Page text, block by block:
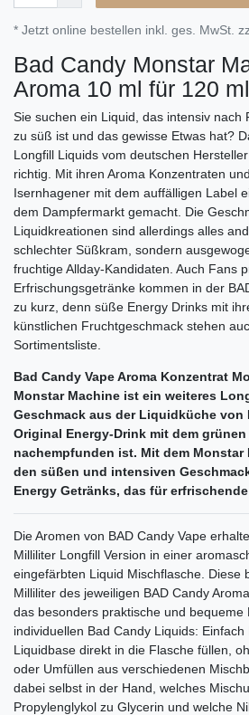
* Jetzt online bestellen inkl. ges. MwSt.
Bad Candy Monstar
Aroma 10 ml für 120 ml
Sie suchen ein Liquid, das intensiv nach
zu süß ist und das gewisse Etwas hat?
Longfill Liquids vom deutschen
richtig. Mit ihren Aroma Konzentraten
Isernhagener mit dem auffälligen Label
dem Dampfermarkt gemacht. Die
Liquidkreationen sind allerdings alles
schlechter Süßkram, sondern
fruchtige Allday-Kandidaten. Auch Fans
Erfrischungsgetränke kommen in der
zu kurz, denn süße Energy Drinks mit
künstlichen Fruchtgeschmack stehen
Sortimentsliste.
Bad Candy Vape Aroma Konzentrat
Monstar Machine ist ein weiteres
Geschmack aus der Liquidküche von
Original Energy-Drink mit dem
nachempfunden ist. Mit dem Monstar
den süßen und intensiven
Energy Getränks, das für
Die Aromen von BAD Candy Vape
Milliliter Longfill Version in einer
eingefärbten Liquid Mischflasche. Diese
Milliliter des jeweiligen BAD Candy
das besonders praktische und bequeme
individuellen Bad Candy Liquids:
Liquidbase direkt in die Flasche füllen,
oder Umfüllen aus verschiedenen
dabei selbst in der Hand, welches
Propylenglykol zu Glycerin und welche